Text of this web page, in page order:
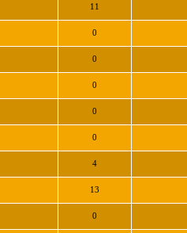
11
0
0
0
0
0
4
13
0